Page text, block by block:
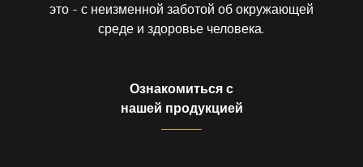
это - с неизменной заботой об окружающей
среде и здоровье человека.
Ознакомиться с
нашей продукцией